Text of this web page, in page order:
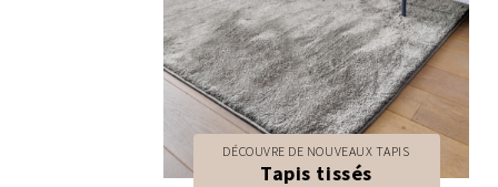
DÉCOUVRE DE NOUVEAUX TAPIS
Tapis tissés